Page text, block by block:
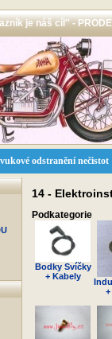
je náš cíl'' -
odstranění nečistot
14 -
Podkategorie
Bodky Svíčky
+ Kabely